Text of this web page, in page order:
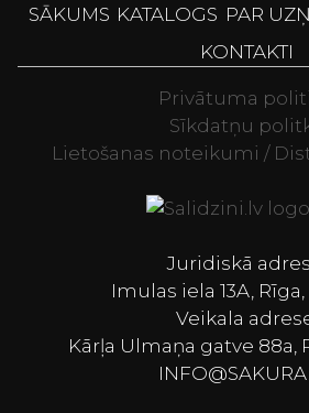
SĀKUMS KATALOGS PAR
KONTAKTI
Privātuma
Sīkdatņu
Lietošanas noteikumi /
Juridiskā
Imulas iela 13A, Rīga,
Veikala
Kārļa Ulmaņa gatve 88a,